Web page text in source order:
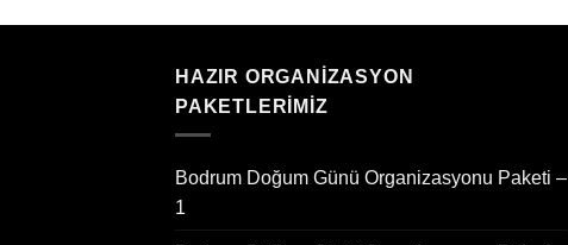
HAZIR ORGANIZASYON
PAKETLERIMIZ
Bodrum Doğum Günü Organizasyonu Paketi –
1